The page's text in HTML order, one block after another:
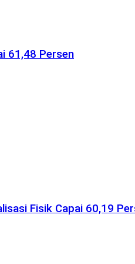
61,48 Persen
Fisik Capai 60,19